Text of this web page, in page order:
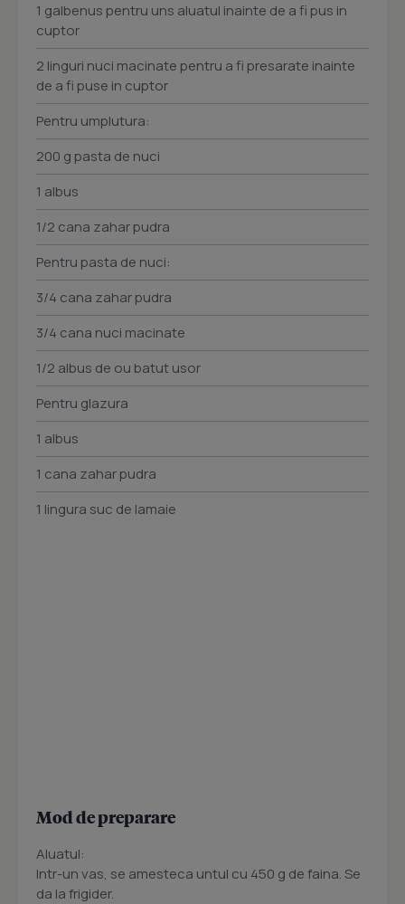
1 galbenus pentru uns aluatul inainte de a fi pus in
cuptor
2 linguri nuci macinate pentru a fi presarate inainte
de a fi puse in cuptor
Pentru umplutura:
200 g pasta de nuci
1 albus
1/2 cana zahar pudra
Pentru pasta de nuci:
3/4 cana zahar pudra
3/4 cana nuci macinate
1/2 albus de ou batut usor
Pentru glazura
1 albus
1 cana zahar pudra
1 lingura suc de lamaie
Mod de preparare
Aluatul:
Intr-un vas, se amesteca untul cu 450 g de faina. Se
da la frigider.